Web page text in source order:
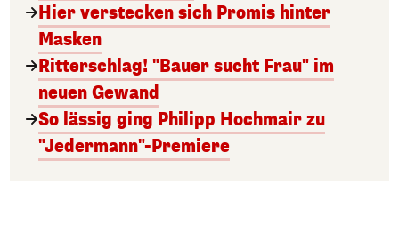
Hier verstecken sich Promis hinter
Masken
Ritterschlag! "Bauer sucht Frau" im
neuen Gewand
So lässig ging Philipp Hochmair zu
"Jedermann"-Premiere